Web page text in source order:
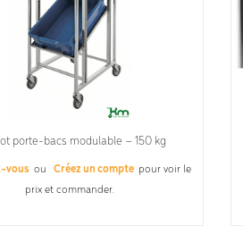
porte-bacs modulable – 150 kg
vous ou Créez un compte pour voir le
prix et commander.